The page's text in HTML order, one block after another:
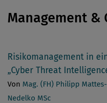
Management &
Risikomanagement in
„Cyber Threat
Von Mag. (FH) Philipp
Nedelko MSc